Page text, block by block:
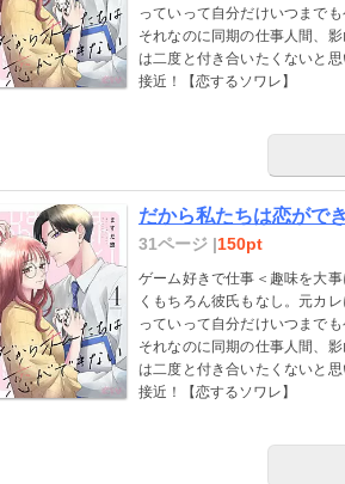
っていって自分だけいつまで
それなのに同期の仕事人間、
は二度と付き合いたくないと
接近！【恋するソワレ】
だから私たちは恋がで
31ページ |150pt
ゲーム好きで仕事＜趣味を大
くもちろん彼氏もなし。元カ
っていって自分だけいつまで
それなのに同期の仕事人間、
は二度と付き合いたくないと
接近！【恋するソワレ】